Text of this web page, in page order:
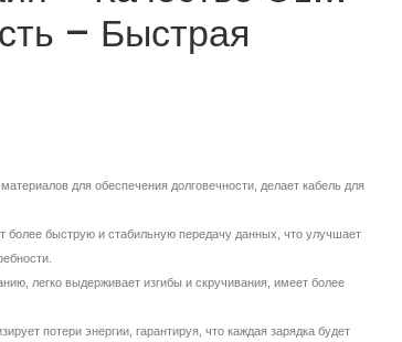
– Быстрая
для обеспечения долговечности, делает кабель для
более быструю и стабильную передачу данных, что улучшает
легко выдерживает изгибы и скручивания, имеет более
потери энергии, гарантируя, что каждая зарядка будет